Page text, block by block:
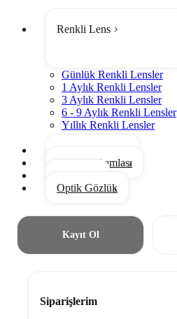
Renkli Lens
Günlük Renkli Lensler
1 Aylık Renkli Lensler
3 Aylık Renkli Lensler
6 - 9 Aylık Renkli Lensler
Yıllık Renkli Lensler
Gözyaşı Damlası
Optik Gözlük
Kayıt Ol
Siparişlerim